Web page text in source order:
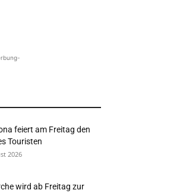
feiert am Freitag den
Touristen
2026
wird ab Freitag zur